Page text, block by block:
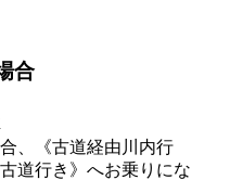
合
、《古道経由川内行
道行き》へお乗りにな